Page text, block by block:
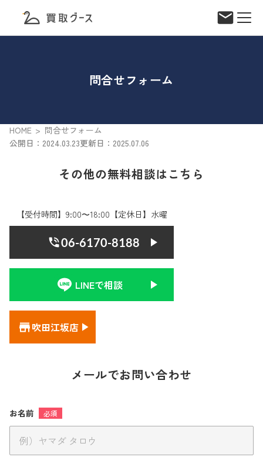
問合せフォーム
HOME
問合せフォーム
公開日：2024.03.23更新日：2025.07.06
その他の無料相談はこちら
【受付時間】9:00〜18:00【定休日】水曜
06-6170-8188
LINEで相談
吹田江坂店
メールでお問い合わせ
お名前 必須